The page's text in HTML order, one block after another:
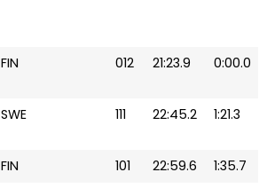
FIN 012 21:23.9 0:00.0
SWE 111 22:45.2 1:21.3
FIN 101 22:59.6
1:35.7